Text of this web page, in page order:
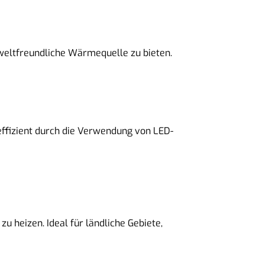
Wärmequelle zu bieten.
durch die Verwendung von LED-
heizen. Ideal für ländliche Gebiete,